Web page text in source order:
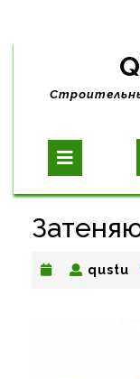
Skip
content
qustu